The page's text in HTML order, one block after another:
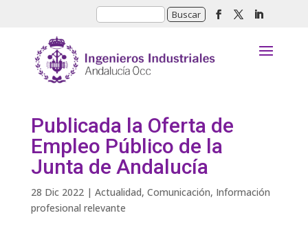
Publicada la Oferta de
Empleo Público de la
Junta de Andalucía
28 Dic 2022| Actualidad, Comunicación, Información
profesional relevante